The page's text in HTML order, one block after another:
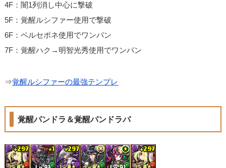
4F：闇1列消し中心に撃破
5F：覚醒ルシファー使用で撃破
6F：ペルセポネ使用でワンパン
7F：覚醒ハク→明智光秀使用でワンパン
⇒覚醒ルシファーの最強テンプレ
覚醒パンドラ＆覚醒パンドラパ